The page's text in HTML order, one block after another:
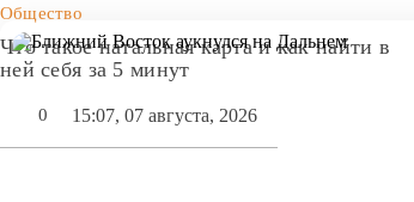
Общество
Что такое натальная карта и как найти в
ней себя за 5 минут
0 15:07, 07 августа, 2026